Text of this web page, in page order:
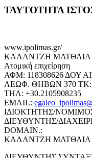
ΤΑΥΤΟΤΗΤΑ
www.ipolimas.gr/
ΚΑΛΑΝΤΖΗ ΜΑΤΘΑΙΑ
Ατομική επιχείρηση
ΑΦΜ: 118308626 ΔΟΥ
ΛΕΩΦ. ΘΗΒΩΝ 370
ΤΗΛ: +30.2105908235
EMAIL:
ΙΔΙΟΚΤΗΤΗΣ/
ΔΙΕΥΘΥΝΤΗΣ/
DOMAIN.:
ΚΑΛΑΝΤΖΗ ΜΑΤΘΑΙΑ